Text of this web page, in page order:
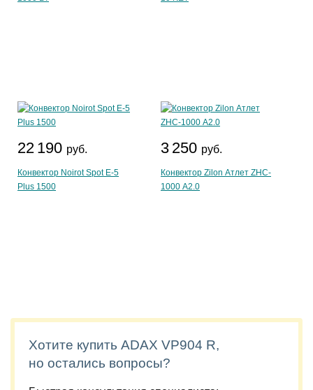
22 190 руб.
Конвектор Noirot Spot E-5
Plus 1500
3 250 руб.
Конвектор Zilon Атлет ZHC-
1000 А2.0
Хотите купить ADAX VP904 R,
но остались вопросы?